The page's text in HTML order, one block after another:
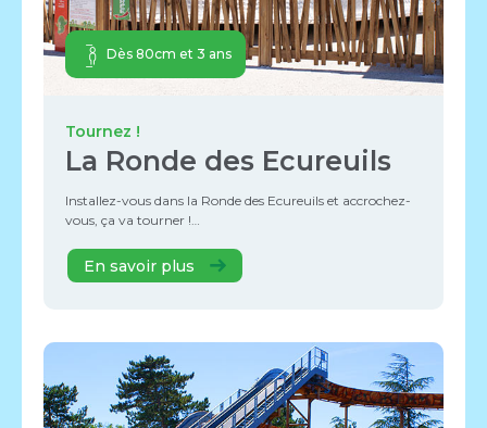
Dès 80cm et 3 ans
Tournez !
La Ronde des Ecureuils
Installez-vous dans la Ronde des Ecureuils et accrochez-
vous, ça va tourner !…
En savoir plus